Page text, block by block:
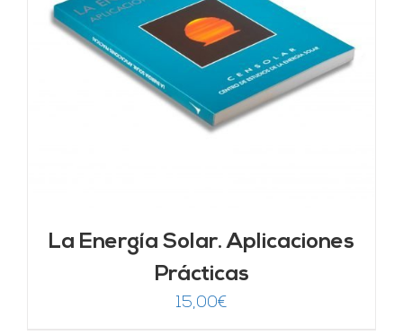
La Energía Solar. Aplicaciones
Prácticas
15,00€